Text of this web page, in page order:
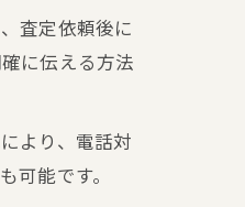
査定依頼後に
に伝える方法
より、電話対
能です。